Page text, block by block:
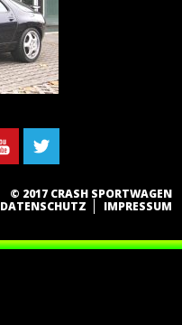
© 2017 CRASH SPORTWAGEN
DATENSCHUTZ IMPRESSUM